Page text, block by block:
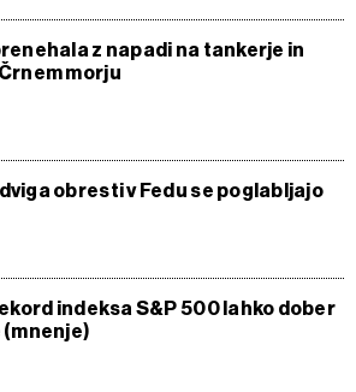
z napadi na tankerje in
morju
obresti v Fedu se poglabljajo
indeksa S&P 500 lahko dober